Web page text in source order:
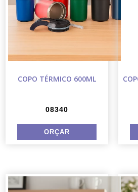
COPO TÉRMICO 600ML
08340